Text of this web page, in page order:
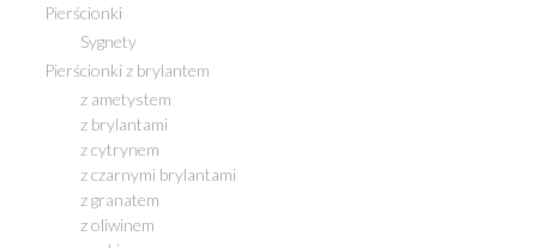
Pierścionki
Sygnety
Pierścionki z brylantem
z ametystem
z brylantami
z cytrynem
z czarnymi brylantami
z granatem
z oliwinem